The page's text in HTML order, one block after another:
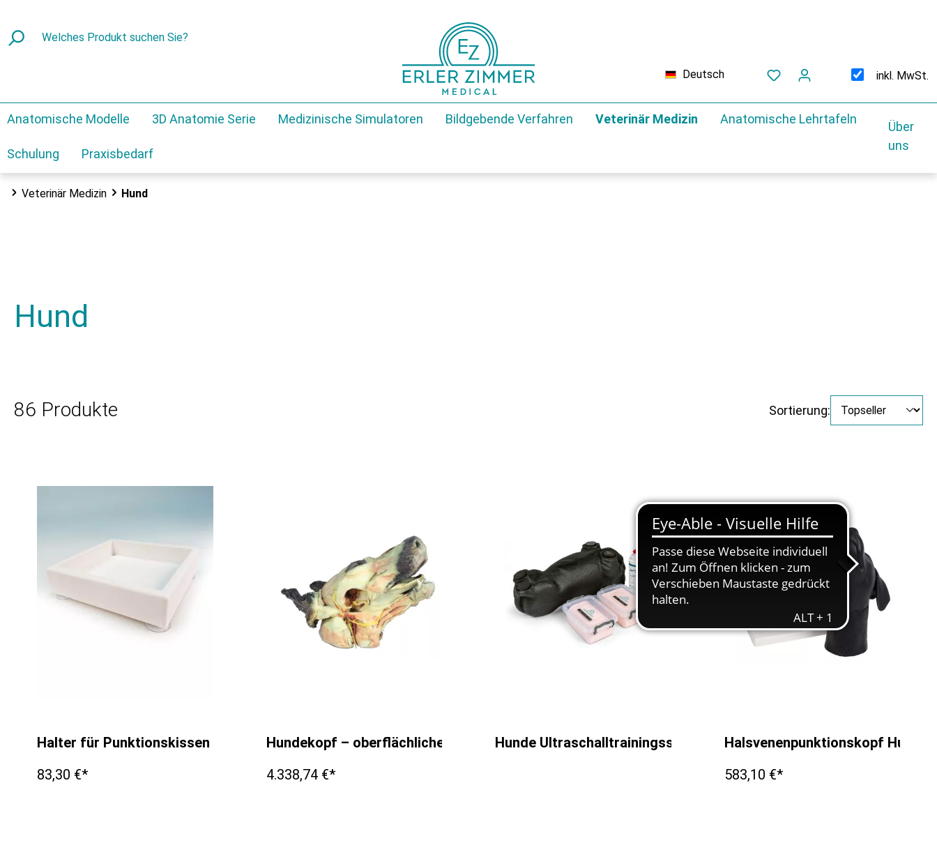
Deutsch inkl. MwSt.
Anatomische Modelle 3D Anatomie Serie Medizinische Simulatoren Bildgebende Verfahren Veterinär Medizin Anatomische Lehrtafeln
Schulung Praxisbedarf
Über
uns
Veterinär Medizin Hund
Hund
86 Produkte Sortierung:
Halter für Punktionskissen VET5050A oder VET5055A
83,30 €*
Hundekopf – oberflächliche und tiefe Präparationen-
4.338,74 €*
Hunde Ultraschalltrainingssimulator "Lillie"Halsvenenpunktionskopf Hund
583,10 €*